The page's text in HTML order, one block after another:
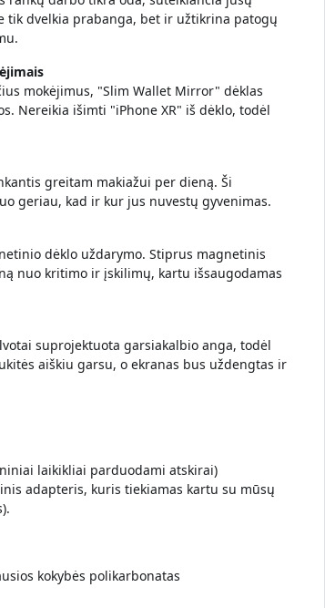
dvelkia prabanga, bet ir užtikrina patogų
mokėjimus, "Slim Wallet Mirror" dėklas
Nereikia išimti "iPhone XR" iš dėklo, todėl
greitam makiažui per dieną. Ši
geriau, kad ir kur jus nuvestų gyvenimas.
dėklo uždarymo. Stiprus magnetinis
nuo kritimo ir įskilimų, kartu išsaugodamas
suprojektuota garsiakalbio anga, todėl
aiškiu garsu, o ekranas bus uždengtas ir
laikikliai parduodami atskirai)
adapteris, kuris tiekiamas kartu su mūsų
kokybės polikarbonatas